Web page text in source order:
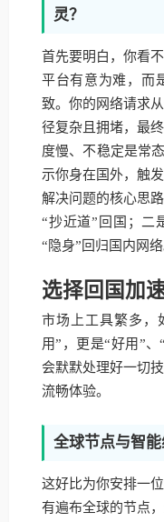
灵？
首先要明白，你看
平台有意为难，而
致。你的网络请求
径复杂且拥堵，最
度慢、不稳定是常
示你身在国外，触
解决问题的核心思
“抄近道”回国；二
“隐身”回归国内网络
选择回国加
市场上工具繁多，
用”，更是“好用”、
会默默处理好一切
流畅体验。
全球节点与智
这好比为你安排一
有遍布全球的节点